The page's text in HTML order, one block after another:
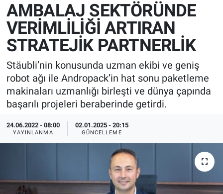
AMBALAJ SEKTÖRÜNDE
VERİMLİLİĞİ ARTIRAN
STRATEJİK PARTNERLİK
Stäubli’nin konusunda uzman ekibi ve geniş
robot ağı ile Andropack’in hat sonu paketleme
makinaları uzmanlığı birleşti ve dünya çapında
başarılı projeleri beraberinde getirdi.
24.06.2022 - 08:00
YAYINLANMA
02.01.2025 - 20:15
GÜNCELLEME
İnşaat ve Malzeme
HaberOrtak
EndüstriST
Enerjisini Üreten Fabrikalar
Endüstri 4.0 Uygulamaları
Ağır Sanayi Çözümleri